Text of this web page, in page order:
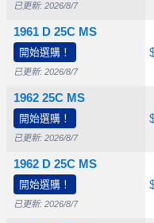
已更新: 2026/8/7
1961 D 25C MS
開始選購！
已更新: 2026/8/7
1962 25C MS
開始選購！
已更新: 2026/8/7
1962 D 25C MS
開始選購！
已更新: 2026/8/7
$26.50
$26.50
$26.50